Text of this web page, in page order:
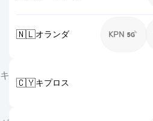
🇳🇱オランダ KPN
キ
🇨🇾キプロス